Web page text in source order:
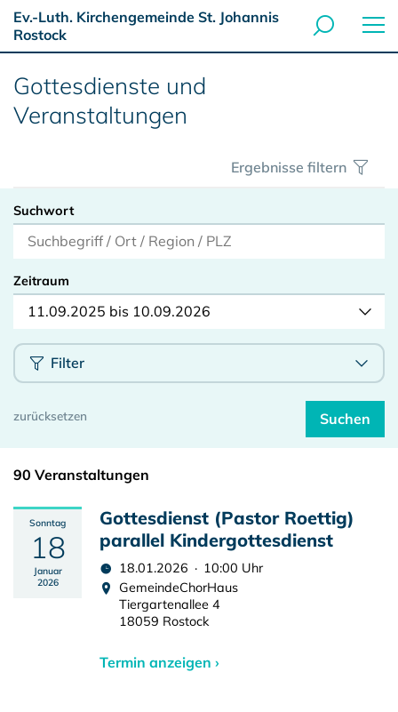
Ev.-Luth. Kirchengemeinde St. Johannis
Rostock
Gottesdienste und
Veranstaltungen
Ergebnisse filtern
Suchwort
Zeitraum
11.09.2025 bis 10.09.2026
Filter
90 Veranstaltungen
Sonntag
18
Januar
2026
Gottesdienst (Pastor Roettig)
parallel Kindergottesdienst
18.01.2026 · 10:00 Uhr
GemeindeChorHaus
Tiergartenallee 4
18059 Rostock
Termin anzeigen ›